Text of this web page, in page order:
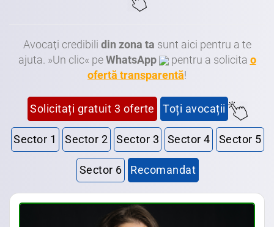
Avocați credibili din zona ta sunt aici pentru a te
ajuta. »Un clic« peWhatsApp pentru a solicita o
ofertă transparentă!
Solicitați gratuit 3 oferte Toți avocații
Sector 1 Sector 2 Sector 3 Sector 4 Sector 5
Sector 6 Recomandat